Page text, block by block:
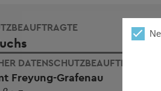
DATENSCHUTZBEAUFTRAGTER
Freyung-Grafenau